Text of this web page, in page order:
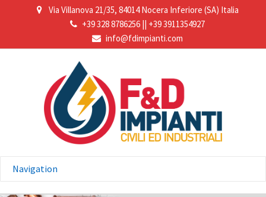
Via Villanova 21/35, 84014 Nocera Inferiore (SA) Italia
+39 328 8786256 || +39 3911354927
info@fdimpianti.com